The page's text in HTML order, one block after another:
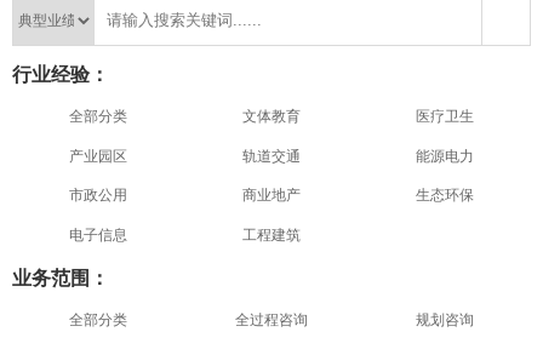
行业经验：
全部分类 文体教育 医疗卫生
产业园区 轨道交通 能源电力
市政公用 商业地产 生态环保
电子信息 工程建筑
业务范围：
全部分类 全过程咨询 规划咨询